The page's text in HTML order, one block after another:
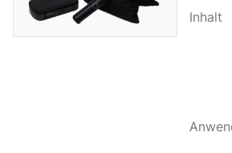
Inhalt